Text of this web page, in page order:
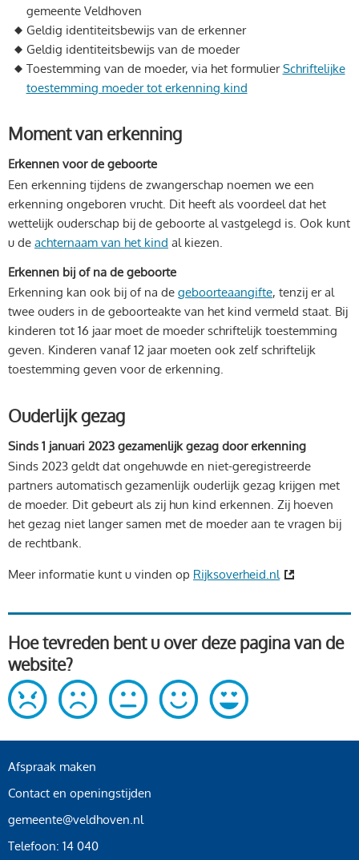
gemeente Veldhoven
Geldig identiteitsbewijs van de erkenner
Geldig identiteitsbewijs van de moeder
Toestemming van de moeder, via het formulierSchriftelijke
toestemming moeder tot erkenning kind
Moment van erkenning
Erkennen voor de geboorte
Een erkenning tijdens de zwangerschap noemen we een
erkenning ongeboren vrucht. Dit heeft als voordeel dat het
wettelijk ouderschap bij de geboorte al vastgelegd is. Ook kunt
u de achternaam van het kind al kiezen.
Erkennen bij of na de geboorte
Erkenning kan ook bij of na de geboorteaangifte, tenzij er al
twee ouders in de geboorteakte van het kind vermeld staat. Bij
kinderen tot 16 jaar moet de moeder schriftelijk toestemming
geven. Kinderen vanaf 12 jaar moeten ook zelf schriftelijk
toestemming geven voor de erkenning.
Ouderlijk gezag
Sinds 1 januari 2023 gezamenlijk gezag door erkenning
Sinds 2023 geldt dat ongehuwde en niet-geregistreerde
partners automatisch gezamenlijk ouderlijk gezag krijgen met
de moeder. Dit gebeurt als zij hun kind erkennen. Zij hoeven
het gezag niet langer samen met de moeder aan te vragen bij
de rechtbank.
Meer informatie kunt u vinden op Rijksoverheid.nl
Hoe tevreden bent u over deze pagina van de
website?
Afspraak maken
Contact en openingstijden
gemeente@veldhoven.nl
Telefoon: 14 040